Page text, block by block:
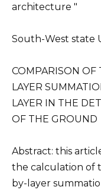
architecture "
South-West state
COMPARISON OF
LAYER
LAYER IN THE
OF THE GROUND
Abstract: this
the calculation of
by-layer